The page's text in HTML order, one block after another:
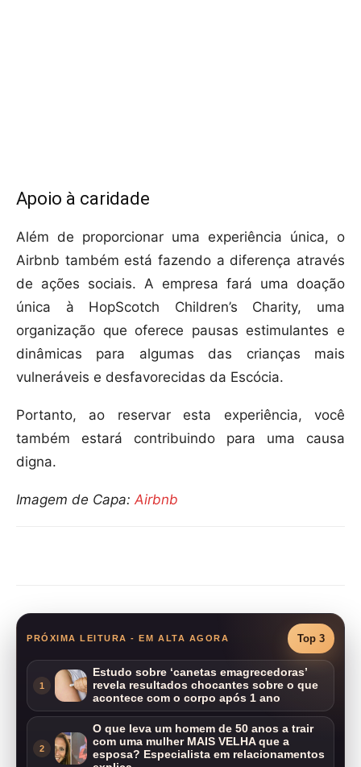
Apoio à caridade
Além de proporcionar uma experiência única, o
Airbnb também está fazendo a diferença através
de ações sociais. A empresa fará uma doação
única à HopScotch Children’s Charity, uma
organização que oferece pausas estimulantes e
dinâmicas para algumas das crianças mais
vulneráveis e desfavorecidas da Escócia.
Portanto, ao reservar esta experiência, você
também estará contribuindo para uma causa
digna.
Imagem de Capa: Airbnb
PRÓXIMA LEITURA - EM ALTA AGORA Top 3
1
Estudo sobre ‘canetas emagrecedoras’
revela resultados chocantes sobre o que
acontece com o corpo após 1 ano
2
O que leva um homem de 50 anos a trair
com uma mulher MAIS VELHA que a
esposa? Especialista em relacionamentos